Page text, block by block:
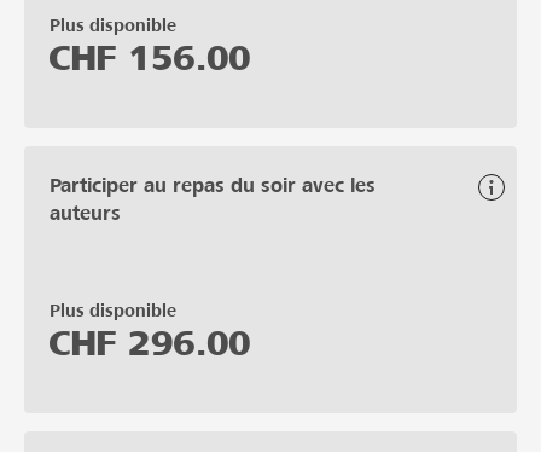
Plus disponible
CHF 156.00
Participer au repas du soir avec les
auteurs
Plus disponible
CHF 296.00